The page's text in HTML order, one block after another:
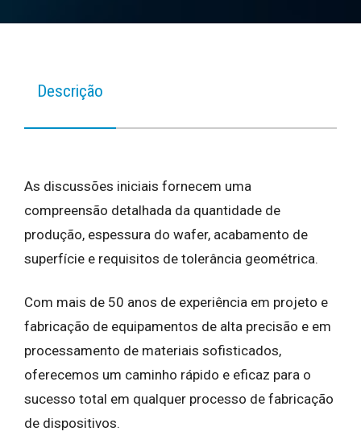
Descrição
As discussões iniciais fornecem uma
compreensão detalhada da quantidade de
produção, espessura do wafer, acabamento de
superfície e requisitos de tolerância geométrica.
Com mais de 50 anos de experiência em projeto e
fabricação de equipamentos de alta precisão e em
processamento de materiais sofisticados,
oferecemos um caminho rápido e eficaz para o
sucesso total em qualquer processo de fabricação
de dispositivos.